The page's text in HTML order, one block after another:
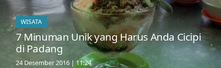
WISATA
7 Minuman Unik yang Harus Anda Cicipi
di Padang
24 Desember 2016 | 11:24